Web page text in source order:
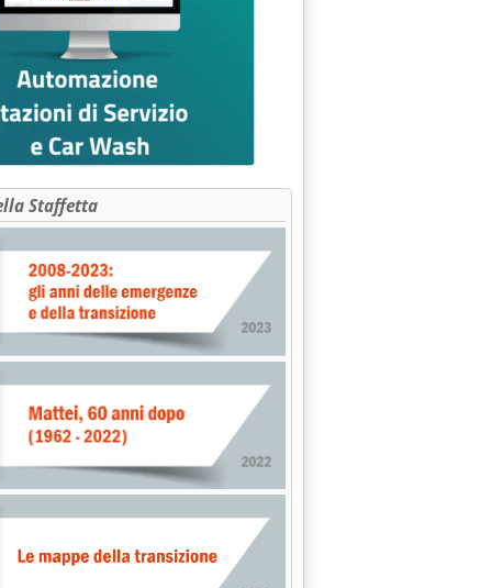
15.56.
Staffetta